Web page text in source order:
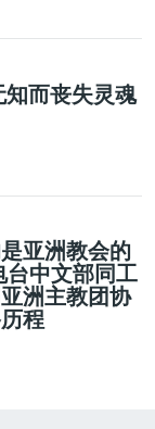
知而丧失灵魂
亚洲教会的
中文部同工
洲主教团协
程